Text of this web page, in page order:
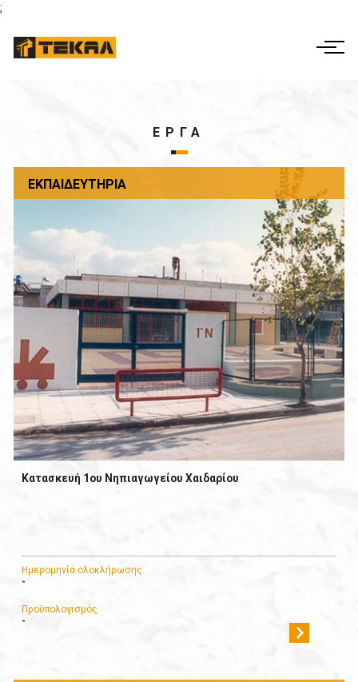
;
ΕΛ EN
ΕΤΑΙΡΙΚΗ ΔΙΑΚΥΒΕΡΝΗΣΗ
ΕΡΓΑ
ΟΙΚΟΝΟΜΙΚΑ ΣΤΟΙΧΕΙΑ
ΕΠΙΚΟΙΝΩΝΊΑ
ΕΡΓΑ
ΕΚΠΑΙΔΕΥΤΉΡΙΑ
Κατασκευή 1ου Νηπιαγωγείου Χαιδαρίου
Ημερομηνία ολοκλήρωσης
-
Προϋπολογισμός
-